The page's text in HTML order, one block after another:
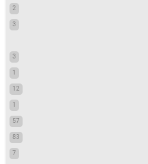
2
3
3
1
12
1
57
83
7